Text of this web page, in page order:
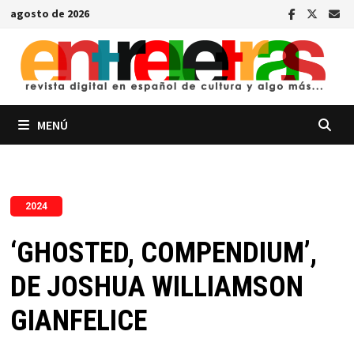
Saltar
contenido
agosto de 2026
MENÚ
2024
‘GHOSTED, COMPENDIUM’,
DE JOSHUA WILLIAMSON
GIANFELICE